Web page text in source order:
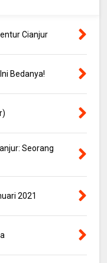
Cianjur
Bedanya!
Seorang
2021